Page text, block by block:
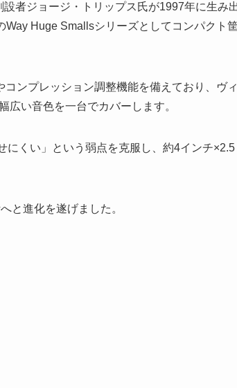
者ジョージ・トリップス氏が1997年に生み
Huge Smallsシリーズとしてコンパクト
ンプレッション調整機能を備えており、ヴィ
広い音色を一台でカバーします。
にくい」という弱点を克服し、約4インチ×2.5
と進化を遂げました。